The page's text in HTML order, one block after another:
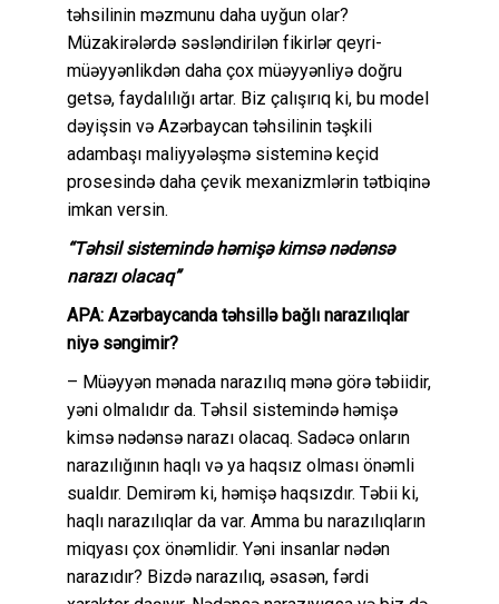
təhsilinin məzmunu daha uyğun olar?
Müzakirələrdə səsləndirilən fikirlər qeyri-
müəyyənlikdən daha çox müəyyənliyə doğru
getsə, faydalılığı artar. Biz çalışırıq ki, bu model
dəyişsin və Azərbaycan təhsilinin təşkili
adambaşı maliyyələşmə sisteminə keçid
prosesində daha çevik mexanizmlərin tətbiqinə
imkan versin.
“Təhsil sistemində həmişə kimsə nədənsə
narazı olacaq”
APA: Azərbaycanda təhsillə bağlı narazılıqlar
niyə səngimir?
– Müəyyən mənada narazılıq mənə görə təbiidir,
yəni olmalıdır da. Təhsil sistemində həmişə
kimsə nədənsə narazı olacaq. Sadəcə onların
narazılığının haqlı və ya haqsız olması önəmli
sualdır. Demirəm ki, həmişə haqsızdır. Təbii ki,
haqlı narazılıqlar da var. Amma bu narazılıqların
miqyası çox önəmlidir. Yəni insanlar nədən
narazıdır? Bizdə narazılıq, əsasən, fərdi